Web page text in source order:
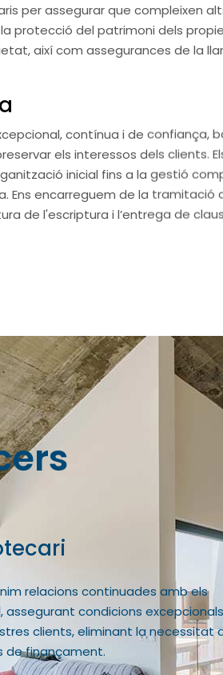
per assegurar que compleixen
protecció del patrimoni dels
així com assegurances de la llar
contínua i de
els interessos dels clients.
inicial fins a la gestió
Ens encarreguem de la tramitació
de l'escriptura i l’entrega de
valor permet als arrendadors
base d’inversors. Millora la
en mercats secundaris i